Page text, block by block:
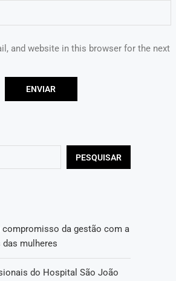
and website in this browser for the next
PESQUISAR
compromisso da gestão com a
mulheres
do Hospital São João